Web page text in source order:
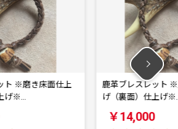
鹿革ブレスレット ※磨き床面仕上
げ（裏面）仕上げ※…
鹿革
仕上